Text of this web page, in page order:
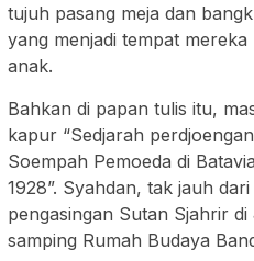
tujuh pasang meja dan
yang menjadi tempat
anak.
Bahkan di papan tulis itu,
kapur “Sedjarah
Soempah Pemoeda di
1928”. Syahdan, tak jauh
pengasingan Sutan Sjahrir
samping Rumah Budaya